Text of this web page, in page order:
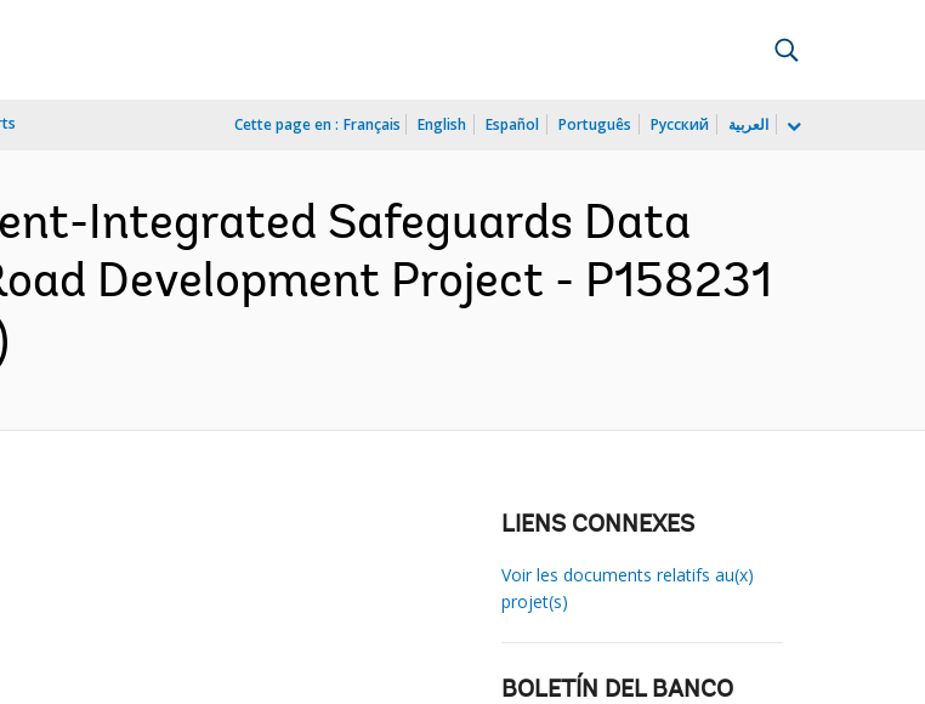
Cette page en : Français English Español Português Русский العربية
Integrated Safeguards Data
Development Project - P158231
LIENS CONNEXES
Voir les documents relatifs au(x)
projet(s)
BOLETÍN DEL BANCO